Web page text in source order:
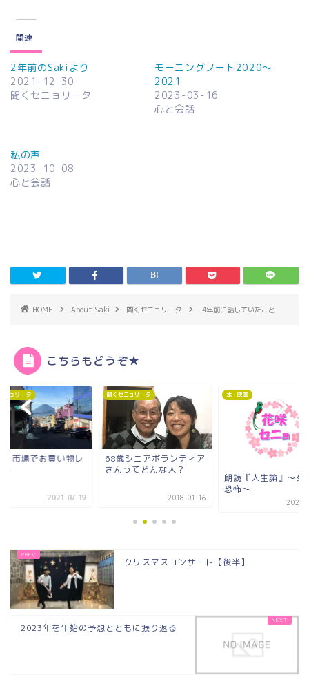
関連
2年前のSakiより
2021-12-30
聞くセニョリータ
モーニングノート2020～
2021
2023-03-16
心と会話
私の声
2023-10-08
心と会話
HOME About Saki 聞くセニョリータ 4年前に話していたこと
こちらもどうぞ★
ニョリータ
ラ市場でお買い物レ
ト
2021-07-19
聞くセニョリータ
68歳シニアボランティア
さんってどんな人？
2018-01-16
本・映画
朗読『人生論』～死
恐怖～
2021-
クリスマスコンサート【後半】
2023年を年始の予想とともに振り返る